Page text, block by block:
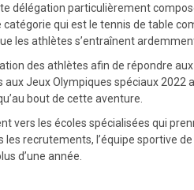
délégation particulièrement
qui est le tennis de table
les athlètes s’entraînent
des athlètes afin de répondre
Jeux Olympiques spéciaux 2022
bout de cette aventure.
vers les écoles spécialisées qui
recrutements, l’équipe sportive de
d’une année.